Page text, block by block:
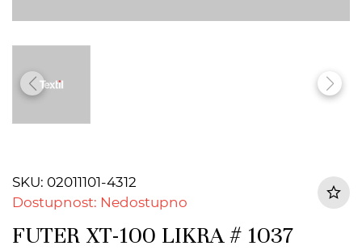
SKU: 02011101-4312
Dostupnost: Nedostupno
FUTER XT-100 LIKRA # 1037